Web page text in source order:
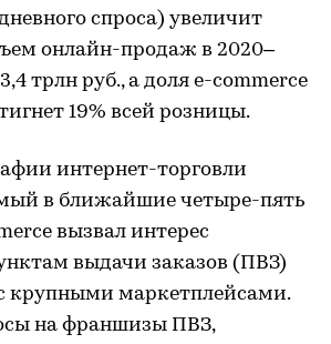
спроса) увеличит
онлайн-продаж в 2020–
трлн руб., а доля e-commerce
19% всей розницы.
интернет-торговли
в ближайшие четыре-пять
вызвал интерес
выдачи заказов (ПВЗ)
крупными маркетплейсами.
на франшизы ПВЗ,